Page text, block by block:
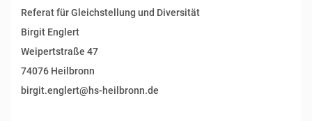
Referat für Gleichstellung und Diversität
Birgit Englert
Weipertstraße 47
74076 Heilbronn
birgit.englert@hs-heilbronn.de